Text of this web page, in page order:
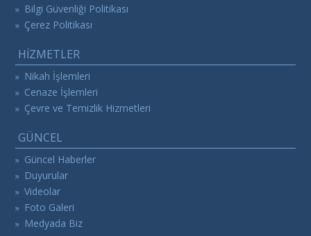
» Bilgi Güvenliği Politikası
» Çerez Politikası
HİZMETLER
» Nikah İşlemleri
» Cenaze İşlemleri
» Çevre ve Temizlik Hizmetleri
GÜNCEL
» Güncel Haberler
» Duyurular
» Videolar
» Foto Galeri
» Medyada Biz